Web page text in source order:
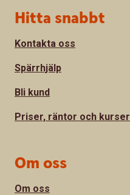
Sidfot
Hitta snabbt
Kontakta oss
Spärrhjälp
Bli kund
Priser, räntor och kurser
Om oss
Om oss